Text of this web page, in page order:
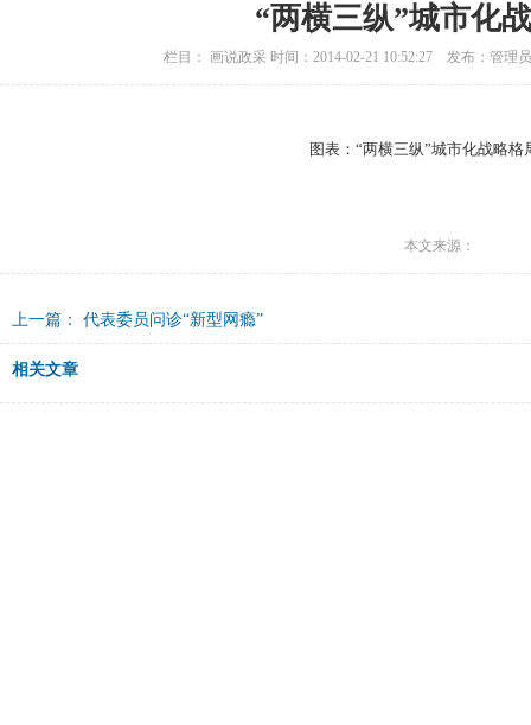
“两横三纵”城市化
栏目： 画说政采 时间：2014-02-21 10:52:27 发布：管理
图表：“两横三纵”城市化战略格
本文来源：
上一篇： 代表委员问诊“新型网瘾”
相关文章